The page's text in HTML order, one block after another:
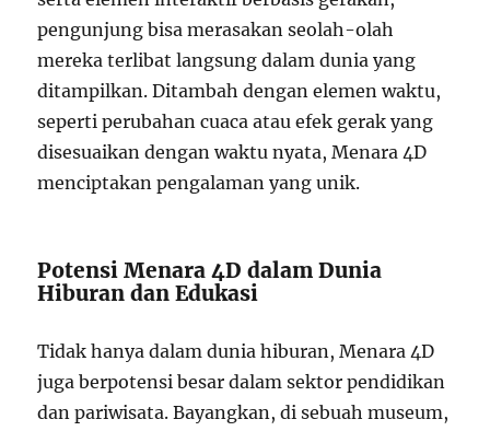
pengunjung bisa merasakan seolah-olah
mereka terlibat langsung dalam dunia yang
ditampilkan. Ditambah dengan elemen waktu,
seperti perubahan cuaca atau efek gerak yang
disesuaikan dengan waktu nyata, Menara 4D
menciptakan pengalaman yang unik.
Potensi Menara 4D dalam Dunia
Hiburan dan Edukasi
Tidak hanya dalam dunia hiburan, Menara 4D
juga berpotensi besar dalam sektor pendidikan
dan pariwisata. Bayangkan, di sebuah museum,